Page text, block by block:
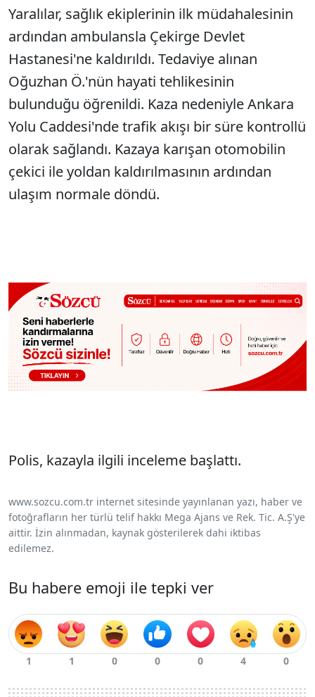
Yaralılar, sağlık ekiplerinin ilk müdahalesinin
ardından ambulansla Çekirge Devlet
Hastanesi'ne kaldırıldı. Tedaviye alınan
Oğuzhan Ö.'nün hayati tehlikesinin
bulunduğu öğrenildi. Kaza nedeniyle Ankara
Yolu Caddesi'nde trafik akışı bir süre kontrollü
olarak sağlandı. Kazaya karışan otomobilin
çekici ile yoldan kaldırılmasının ardından
ulaşım normale döndü.
Polis, kazayla ilgili inceleme başlattı.
www.sozcu.com.tr internet sitesinde yayınlanan yazı, haber ve
fotoğrafların her türlü telif hakkı Mega Ajans ve Rek. Tic. A.Ş'ye
aittir. İzin alınmadan, kaynak gösterilerek dahi iktibas
edilemez.
Bu habere emoji ile tepki ver